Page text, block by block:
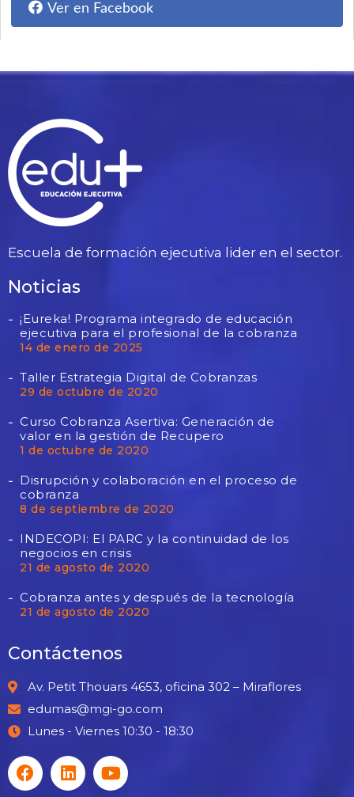
Ver en Facebook
Escuela de formación ejecutiva lider en el sector.
Noticias
¡Eureka! Programa integrado de educación
ejecutiva para el profesional de la cobranza
14 de enero de 2025
Taller Estrategia Digital de Cobranzas
29 de octubre de 2020
Curso Cobranza Asertiva: Generación de
valor en la gestión de Recupero
1 de octubre de 2020
Disrupción y colaboración en el proceso de
cobranza
8 de septiembre de 2020
INDECOPI: El PARC y la continuidad de los
negocios en crisis
21 de agosto de 2020
Cobranza antes y después de la tecnología
21 de agosto de 2020
Contáctenos
Av. Petit Thouars 4653, oficina 302 – Miraflores
edumas@mgi-go.com
Lunes - Viernes 10:30 - 18:30